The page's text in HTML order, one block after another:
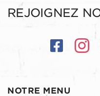
NOTRE MENU
REJOIGNEZ